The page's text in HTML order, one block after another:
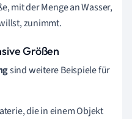
mit der Menge an Wasser,
zunimmt.
Größen
sind weitere Beispiele für
die in einem Objekt